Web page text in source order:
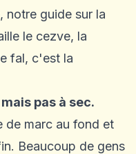
notre guide sur la
le cezve, la
fal, c'est la
pas à sec.
de marc au fond et
Beaucoup de gens